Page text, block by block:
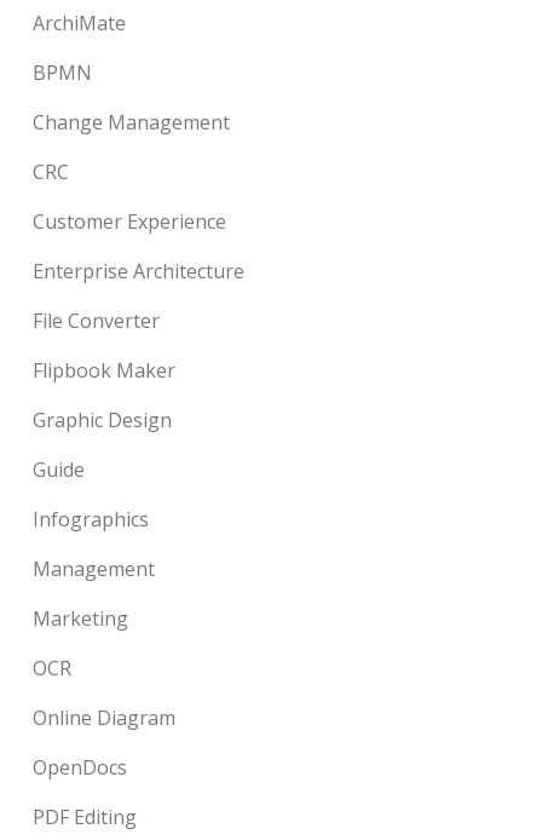
ArchiMate
BPMN
Change Management
CRC
Customer Experience
Enterprise Architecture
File Converter
Flipbook Maker
Graphic Design
Guide
Infographics
Management
Marketing
OCR
Online Diagram
OpenDocs
PDF Editing